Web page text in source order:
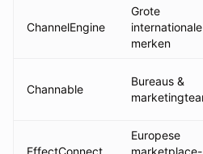
ChannelEngine
Grote
internationale
merken
Channable
Bureaus &
EffectConnect
Europese
marketplace-